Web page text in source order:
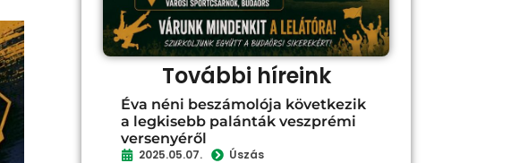
További híreink
Éva néni beszámolója következik
a legkisebb palánták veszprémi
versenyéről
2025.05.07. Úszás